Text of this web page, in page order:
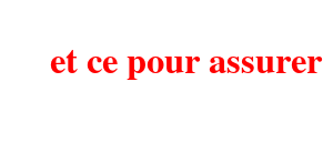
et ce pour assurer